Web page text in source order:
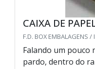
CAIXA DE
F.D. BOX EMBALAGENS
Falando um pouco
pardo, dentro do